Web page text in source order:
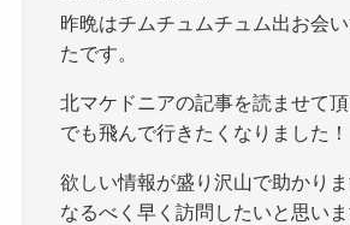
昨晩はチムチュムチュム出お会
たです。
北マケドニアの記事を読ませて
でも飛んで行きたくなりました！
欲しい情報が盛り沢山で助かりま
なるべく早く訪問したいと思い